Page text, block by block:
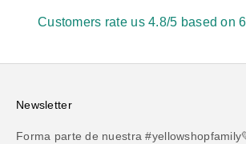
Customers rate us 4.8/5 based on
Newsletter
Forma parte de nuestra